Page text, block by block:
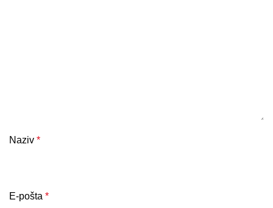
Naziv *
E-pošta *